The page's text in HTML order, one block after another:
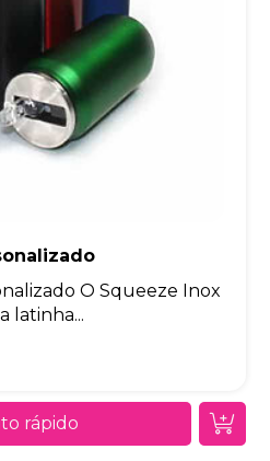
O Squeeze Inox
latinha...
rápido